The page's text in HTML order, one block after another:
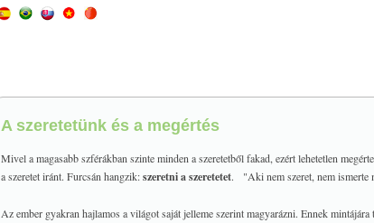
A szeretetünk és a megértés
Mivel a magasabb szférákban szinte minden a szeretetből fakad, ezért lehetetlen
a szeretet iránt. Furcsán hangzik:szeretni a szeretetet. "Aki nem szeret, nem ismerte
Az ember gyakran hajlamos a világot saját jelleme szerint magyarázni. Ennek mintájára